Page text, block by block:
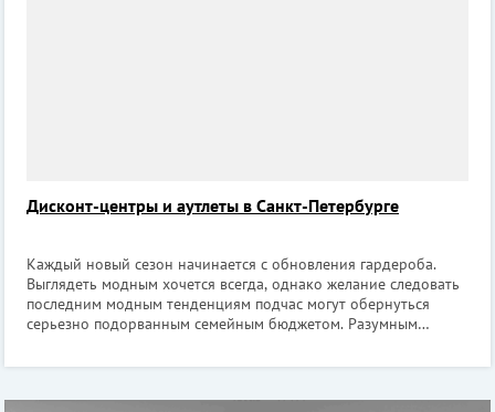
Дисконт-центры и аутлеты в Санкт-Петербурге
Каждый новый сезон начинается с обновления гардероба.
Выглядеть модным хочется всегда, однако желание следовать
последним модным тенденциям подчас могут обернуться
серьезно подорванным семейным бюджетом. Разумным
которых в Санкт-Петербурге в